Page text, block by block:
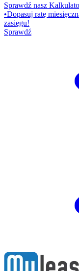
Sprawdź nasz
•Dopasuj ratę
zasięgu!
Sprawdź